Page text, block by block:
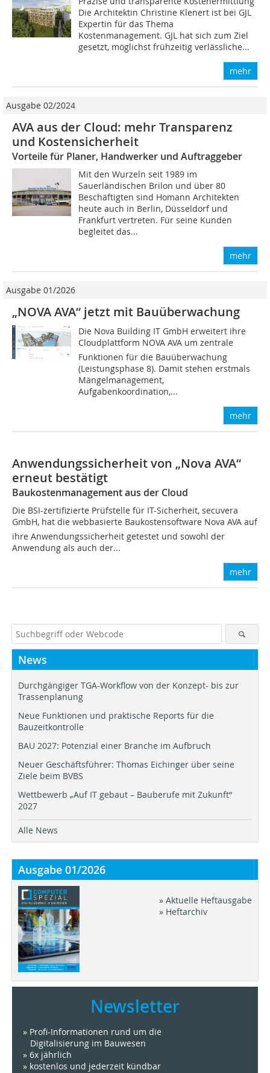
Die Architektin Christine Klenert ist bei GJL
Expertin für das Thema
Kostenmanagement. GJL hat sich zum Ziel
gesetzt, möglichst frühzeitig verlässliche...
mehr
Ausgabe 02/2024
AVA aus der Cloud: mehr Transparenz
und Kostensicherheit
Vorteile für Planer, Handwerker und Auftraggeber
Mit den Wurzeln seit 1989 im
Sauerländischen Brilon und über 80
Beschäftigten sind Homann Architekten
heute auch in Berlin, Düsseldorf und
Frankfurt vertreten. Für seine Kunden
begleitet das...
mehr
Ausgabe 01/2026
„NOVA AVA“ jetzt mit Bauüberwachung
Die Nova Building IT GmbH erweitert ihre
Cloudplattform NOVA AVA um zentrale
Funktionen für die Bauüberwachung
(Leistungsphase 8). Damit stehen erstmals
Mängelmanagement,
Aufgabenkoordination,...
mehr
Anwendungssicherheit von „Nova AVA“
erneut bestätigt
Baukostenmanagement aus der Cloud
Die BSI-zertifizierte Prüfstelle für IT-Sicherheit, secuvera
GmbH, hat die webbasierte Baukostensoftware Nova AVA auf
ihre Anwendungssicherheit getestet und sowohl der
Anwendung als auch der...
mehr
News
Durchgängiger TGA-Workflow von der Konzept- bis zur
Trassenplanung
Neue Funktionen und praktische Reports für die
Bauzeitkontrolle
BAU 2027: Potenzial einer Branche im Aufbruch
Neuer Geschäftsführer: Thomas Eichinger über seine
Ziele beim BVBS
Wettbewerb „Auf IT gebaut – Bauberufe mit Zukunft“
2027
Alle News
Ausgabe 01/2026
» Aktuelle Heftausgabe
» Heftarchiv
Newsletter
» Profi-Informationen rund um die
Digitalisierung im Bauwesen
» 6x jährlich
» kostenlos und jederzeit kündbar